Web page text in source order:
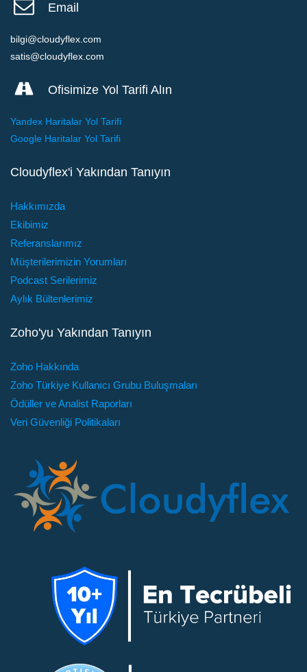
Sınırsız şifreleri ve notları saklayın
Güçlü şifreler üret
Bir şifre politikası tanımlayın ve uygulayın
İki faktörlü kimlik doğrulama
Mobil erişim (Android, iOS ve Windows)
10,8 USD$
Form Doldur
Email
bilgi@cloudyflex.com
satis@cloudyflex.com
Ofisimize Yol Tarifi Alın
Yandex Haritalar Yol Tarifi
Google Haritalar Yol Tarifi
Cloudyflex'i Yakından Tanıyın
Hakkımızda
Ekibimiz
Referanslarımız
Müşterilerimizin Yorumları
Podcast Serilerimiz
Aylık Bültenlerimiz
Zoho'yu Yakından Tanıyın
Zoho Hakkında
Zoho Türkiye Kullanıcı Grubu Buluşmaları
Ödüller ve Analist Raporları
Veri Güvenliği Politikaları